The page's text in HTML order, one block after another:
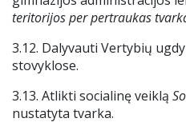
teritorijos per pertraukas
3.12. Dalyvauti Vertybių
stovyklose.
3.13. Atlikti socialinę veiklą
nustatyta tvarka.